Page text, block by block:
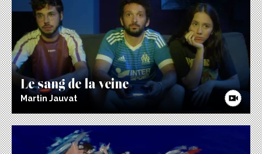
Le sang de la veine
Martin Jauvat